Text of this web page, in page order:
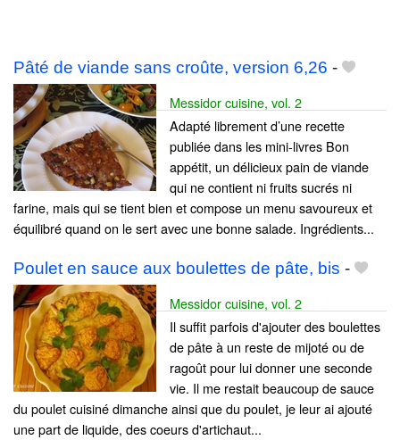
Pâté de viande sans croûte, version 6,26 -
Messidor cuisine, vol. 2
Adapté librement d’une recette
publiée dans les mini-livres Bon
appétit, un délicieux pain de viande
qui ne contient ni fruits sucrés ni
farine, mais qui se tient bien et compose un menu savoureux et
équilibré quand on le sert avec une bonne salade. Ingrédients...
Poulet en sauce aux boulettes de pâte, bis -
Messidor cuisine, vol. 2
Il suffit parfois d'ajouter des boulettes
de pâte à un reste de mijoté ou de
ragoût pour lui donner une seconde
vie. Il me restait beaucoup de sauce
du poulet cuisiné dimanche ainsi que du poulet, je leur ai ajouté
une part de liquide, des coeurs d'artichaut...